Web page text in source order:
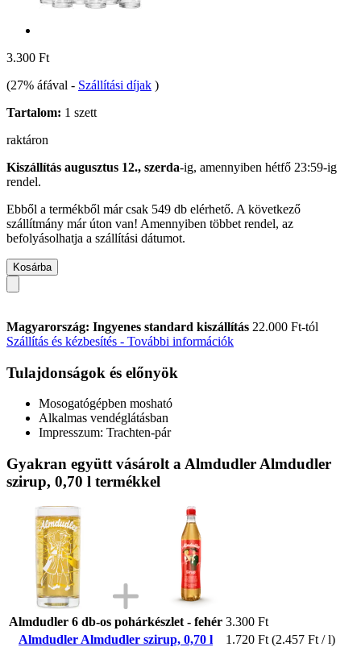
3.300 Ft
(27% áfával - Szállítási díjak )
Tartalom: 1 szett
raktáron
Kiszállítás augusztus 12., szerda-ig, amennyiben hétfő 23:59-ig
rendel.
Ebből a termékből már csak 549 db elérhető. A következő
szállítmány már úton van! Amennyiben többet rendel, az
befolyásolhatja a szállítási dátumot.
Kosárba
Magyarország: Ingyenes standard kiszállítás 22.000 Ft-tól
Szállítás és kézbesítés - További információk
Tulajdonságok és előnyök
Mosogatógépben mosható
Alkalmas vendéglátásban
Impresszum: Trachten-pár
Gyakran együtt vásárolt a Almdudler Almdudler
szirup, 0,70 l termékkel
Almdudler 6 db-os pohárkészlet - fehér 3.300 Ft
Almdudler Almdudler szirup, 0,70 l
1.720 Ft (2.457 Ft / l)